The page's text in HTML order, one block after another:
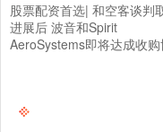
股票配资首选| 和空客谈判
进展后 波音和Spirit
AeroSystems即将达成收购